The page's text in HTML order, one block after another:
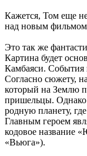
Кажется, Том еще
над новым
Это так же
Картина будет
Камбаяси. События
Согласно сюжету,
который на Землю
пришельцы. Однако
родную планету,
Главным героем
кодовое название
«Вьюга»).